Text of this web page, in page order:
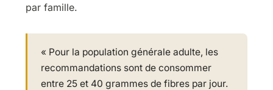
par famille.
« Pour la population générale adulte, les
recommandations sont de consommer
entre 25 et 40 grammes de fibres par jour.